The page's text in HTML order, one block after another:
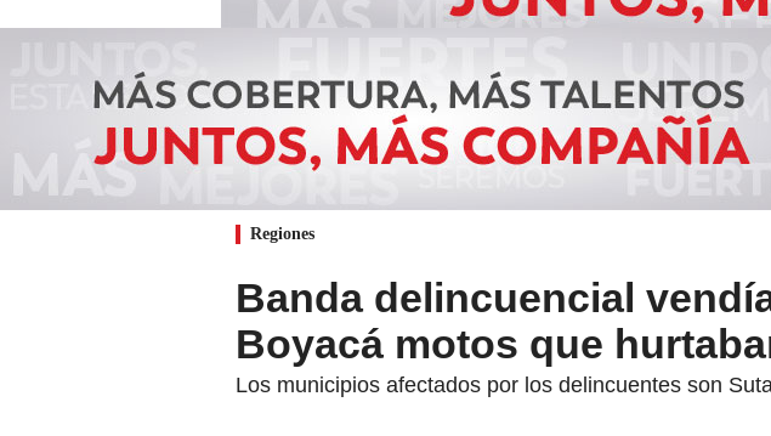
Regiones
Banda delincuencial
Boyacá motos que
Los municipios afectados por los delincuentes son